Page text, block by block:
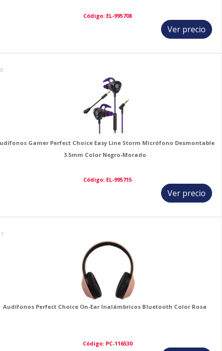
Código: EL-995708
Ver precio
Gamer Perfect Choice Easy Line Storm Micrófono Desmontable
3.5mm Color Negro-Morado
Código: EL-995715
Ver precio
Audífonos Perfect Choice On-Ear Inalámbricos Bluetooth Color Rosa
Código: PC-116530